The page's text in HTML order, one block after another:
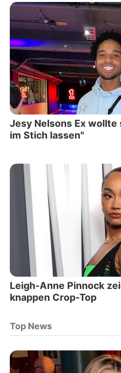
Jesy Nelsons Ex
im Stich lassen"
Leigh-Anne Pinnock
knappen Crop-Top
Top News